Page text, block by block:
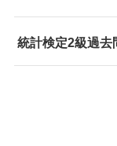
統計検定2級過去